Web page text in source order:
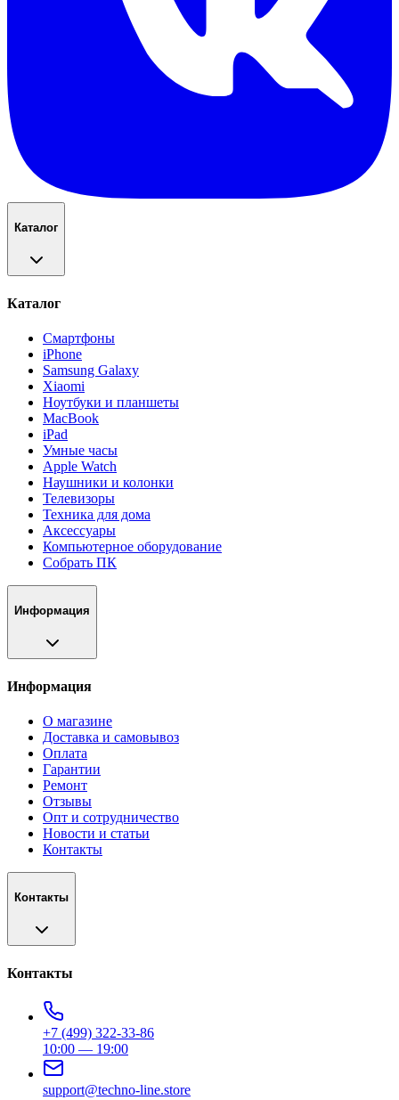
Каталог
Каталог
Смартфоны
iPhone
Samsung Galaxy
Xiaomi
Ноутбуки и планшеты
MacBook
iPad
Умные часы
Apple Watch
Наушники и колонки
Телевизоры
Техника для дома
Аксессуары
Компьютерное оборудование
Собрать ПК
Информация
Информация
О магазине
Доставка и самовывоз
Оплата
Гарантии
Ремонт
Отзывы
Опт и сотрудничество
Новости и статьи
Контакты
Контакты
Контакты
+7 (499) 322-33-86
10:00 — 19:00
support@techno-line.store